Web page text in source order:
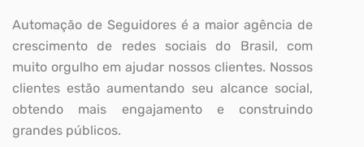
Automação de Seguidores é a maior agência de
crescimento de redes sociais do Brasil, com
muito orgulho em ajudar nossos clientes. Nossos
clientes estão aumentando seu alcance social,
obtendo mais engajamento e construindo
grandes públicos.